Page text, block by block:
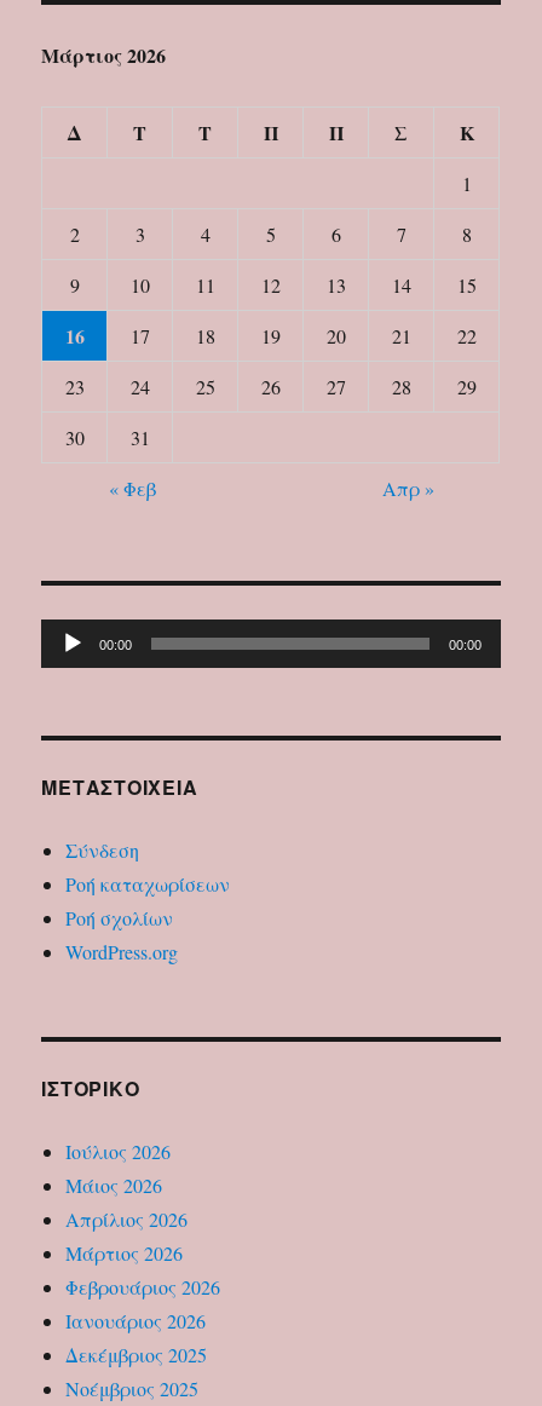
Μάρτιος 2026
Δ Τ Τ Π Π Σ Κ
1
2
3 4 5 6 7
8
9
10 11 12 13 14 15
16 17 18 19 20 21
22
23
24 25 26 27 28
29
30
31
« Φεβ
Απρ »
Πρόγραμμα
Αναπαραγωγής
00:00 00:00
ΜΕΤΑΣΤΟΙΧΕΊΑ
Σύνδεση
Ροή καταχωρίσεων
Ροή σχολίων
WordPress.org
ΙΣΤΟΡΙΚΌ
Ιούλιος 2026
Μάιος 2026
Απρίλιος 2026
Μάρτιος 2026
Φεβρουάριος 2026
Ιανουάριος 2026
Δεκέμβριος 2025
Νοέμβριος 2025